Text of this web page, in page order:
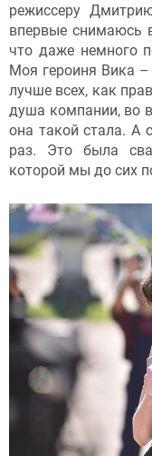
режиссеру
впервые снимаюсь
что даже немного
Моя героиня Вика –
лучше всех, как
душа компании, во
она такой стала. А
раз. Это была
которой мы до сих